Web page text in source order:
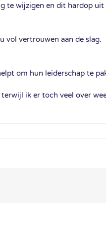
te wijzigen en dit hardop
vol vertrouwen aan de slag.
om hun leiderschap te
ik er toch veel over